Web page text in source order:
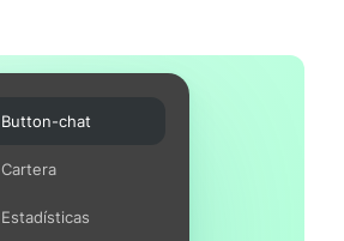
Button-chat
Cartera
Estadísticas